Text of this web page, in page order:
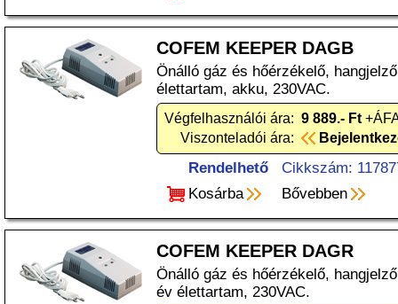
COFEM KEEPER DAGB
Önálló gáz és hőérzékelő,
élettartam, akku, 230VAC.
Végfelhasználói ára: 9 889.- Ft
Viszonteladói ára:
Rendelhető
Cikkszám:
Kosárba
Bővebben
COFEM KEEPER DAGR
Önálló gáz és hőérzékelő,
év élettartam, 230VAC.